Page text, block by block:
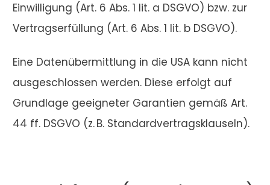
Einwilligung (Art. 6 Abs. 1 lit. a DSGVO) bzw. zur
Vertragserfüllung (Art. 6 Abs. 1 lit. b DSGVO).
Eine Datenübermittlung in die USA kann nicht
ausgeschlossen werden. Diese erfolgt auf
Grundlage geeigneter Garantien gemäß Art.
44 ff. DSGVO (z. B. Standardvertragsklauseln).